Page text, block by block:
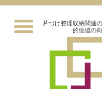
片づけ整理収納関連
的価値の